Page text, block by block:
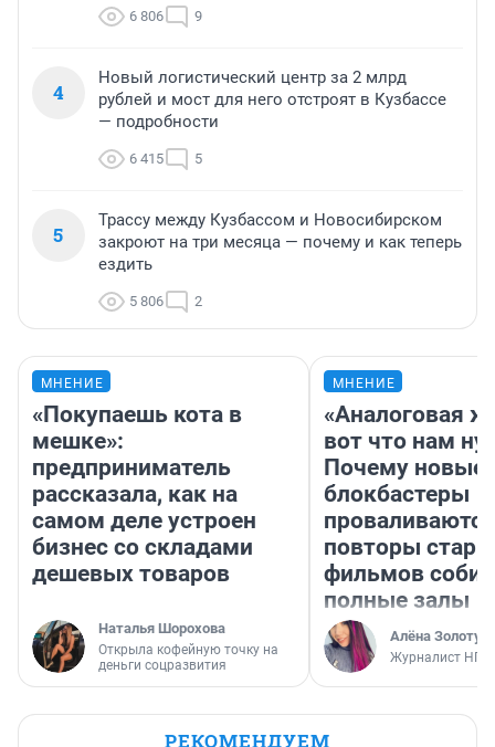
6 806 9
4
Новый логистический центр за 2 млрд
рублей и мост для него отстроят в Кузбассе
— подробности
6 415 5
5
Трассу между Кузбассом и Новосибирском
закроют на три месяца — почему и как теперь
ездить
5 806 2
МНЕНИЕ
«Покупаешь кота в
мешке»:
предприниматель
рассказала, как на
самом деле устроен
бизнес со складами
дешевых товаров
Наталья Шорохова
Открыла кофейную точку на
деньги соцразвития
МНЕНИЕ
«Аналоговая
вот что нам
Почему новые
блокбастеры
повторы
фильмов
полные залы
Алёна
Журналист НГС
РЕКОМЕНДУЕМ